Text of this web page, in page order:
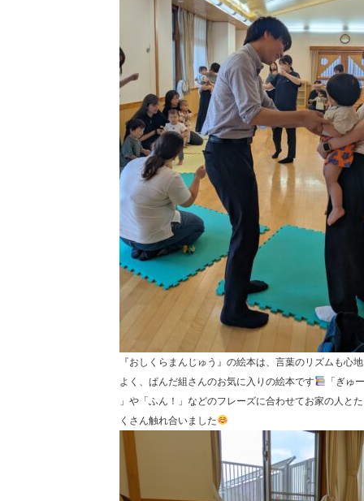
『おしくらまんじゅう』の絵本は、言葉のリズムも心地
よく、ぱんだ組さんのお気に入りの絵本です
「ぎゅー
」や「ふん！」などのフレーズに合わせてお家の人とた
くさん触れ合いました